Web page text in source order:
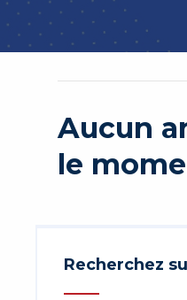
Aucun
le
Recherchez